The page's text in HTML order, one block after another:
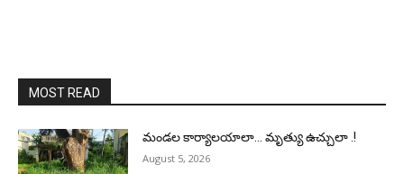
MOST READ
మండల కార్యాలయాలా… మృత్యు ఉచ్చులా .!
August 5, 2026